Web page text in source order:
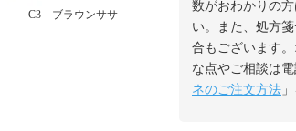
C3 ブラウンササ
数がおわかりの
い。また、処方
合もございます
な点やご相談は
ネのご注文方法